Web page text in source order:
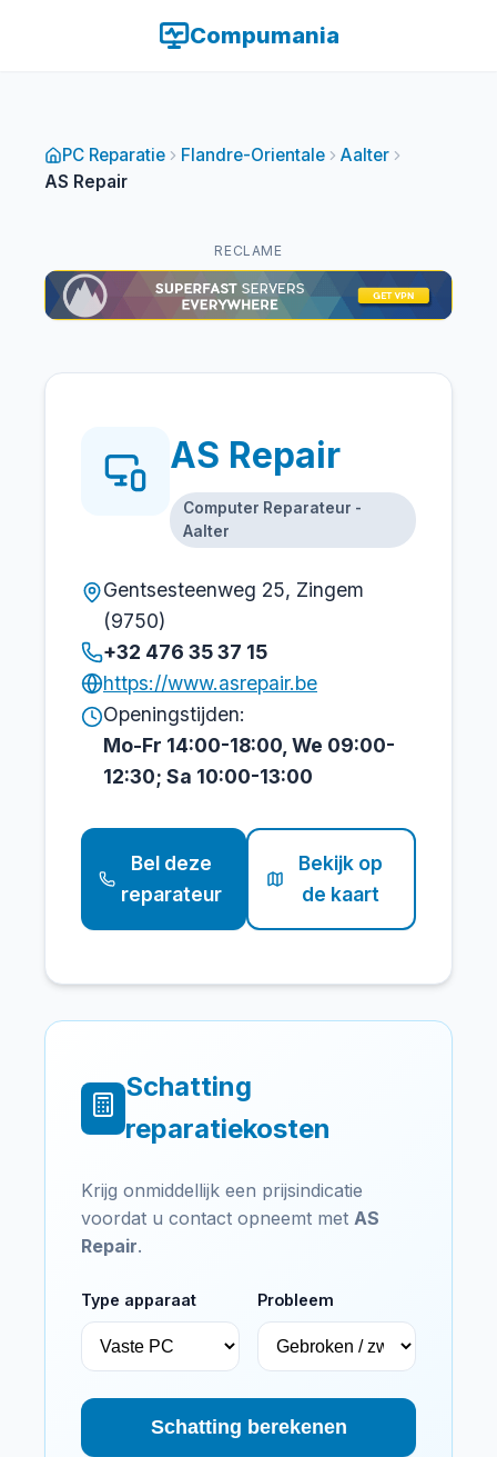
Compumania
PC Reparatie Flandre-Orientale
Aalter
AS Repair
RECLAME
AS Repair
Computer Reparateur -
Aalter
Gentsesteenweg 25, Zingem
(9750)
+32 476 35 37 15
https://www.asrepair.be
Openingstijden:
Mo-Fr 14:00-18:00, We 09:00-
12:30; Sa 10:00-13:00
Bel deze
reparateur
Bekijk op
de kaart
Schatting
reparatiekosten
Krijg onmiddellijk een prijsindicatie
voordat u contact opneemt met AS
Repair.
Type apparaat Probleem
Schatting berekenen